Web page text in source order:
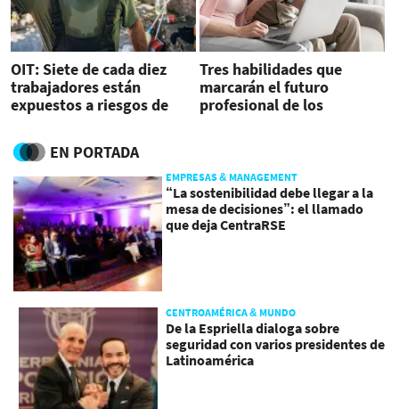
OIT: Siete de cada diez
trabajadores están
expuestos a riesgos de
clima
Tres habilidades que
marcarán el futuro
profesional de los
EN PORTADA
EMPRESAS & MANAGEMENT
“La sostenibilidad debe llegar a la
mesa de decisiones”: el llamado
que deja CentraRSE
CENTROAMÉRICA & MUNDO
De la Espriella dialoga sobre
seguridad con varios presidentes de
Latinoamérica